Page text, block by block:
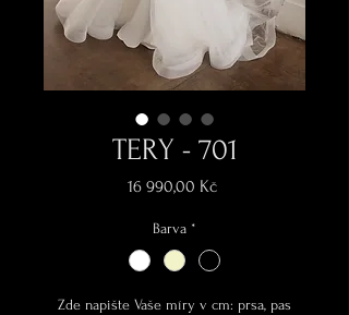
TERY - 701
16 990,00 KčCena
Barva *
Zde napište Vaše míry v cm: prsa, pas